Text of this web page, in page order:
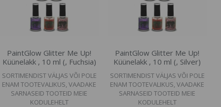
PaintGlow Glitter Me Up!
Küünelakk , 10 ml (, Fuchsia)
SORTIMENDIST VÄLJAS VÕI POLE
ENAM TOOTEVALIKUS, VAADAKE
SARNASEID TOOTEID MEIE
KODULEHELT
PaintGlow Glitter Me Up!
Küünelakk , 10 ml (, Silver)
SORTIMENDIST VÄLJAS VÕI POLE
ENAM TOOTEVALIKUS, VAADAKE
SARNASEID TOOTEID MEIE
KODULEHELT